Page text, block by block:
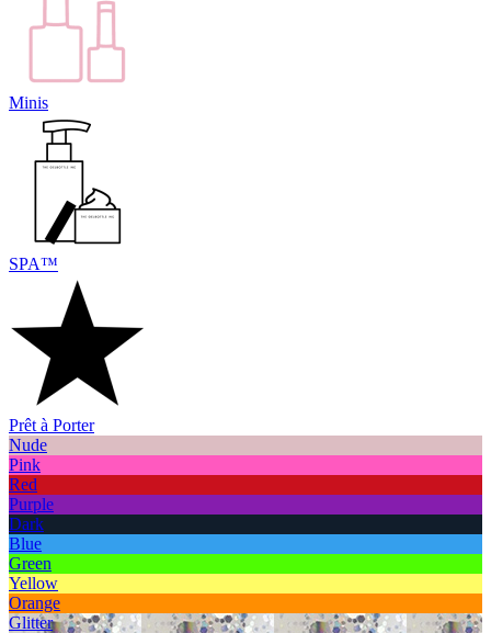
Minis
SPA™
Prêt à Porter
Nude
Pink
Red
Purple
Dark
Blue
Green
Yellow
Orange
Glitter